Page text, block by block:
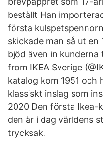
beställt Han
första
skickade man så ut
bjöd även in kunderna
from IKEA Sverige
katalog kom 1951 och
klassiskt inslag som
2020 Den första Ikea-
den är i dag världens
trycksak.